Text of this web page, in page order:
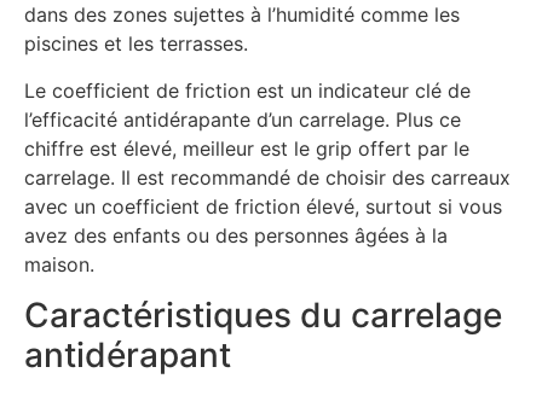
dans des zones sujettes à l’humidité comme les
piscines et les terrasses.
Le coefficient de friction est un indicateur clé de
l’efficacité antidérapante d’un carrelage. Plus ce
chiffre est élevé, meilleur est le grip offert par le
carrelage. Il est recommandé de choisir des carreaux
avec un coefficient de friction élevé, surtout si vous
avez des enfants ou des personnes âgées à la
maison.
Caractéristiques du carrelage
antidérapant